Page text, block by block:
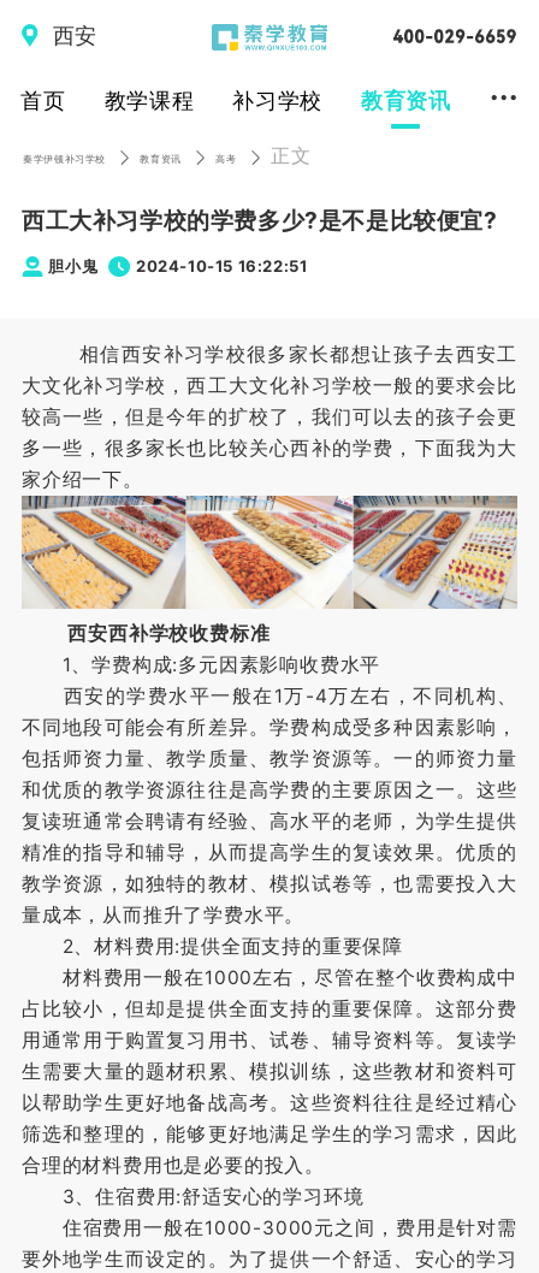
西安
首页 教学课程 补习学校 教育资讯 ...
秦学伊顿补习学校 教育资讯 高考 正文
西工大补习学校的学费多少?是不是比较便宜?
胆小鬼 2024-10-15 16:22:51
相信西安补习学校很多家长都想让孩子去西安工
大文化补习学校，西工大文化补习学校一般的要求会比
较高一些，但是今年的扩校了，我们可以去的孩子会更
多一些，很多家长也比较关心西补的学费，下面我为大
家介绍一下。
西安西补学校收费标准
1、学费构成:多元因素影响收费水平
西安的学费水平一般在1万-4万左右，不同机构、
不同地段可能会有所差异。学费构成受多种因素影响，
包括师资力量、教学质量、教学资源等。一的师资力量
和优质的教学资源往往是高学费的主要原因之一。这些
复读班通常会聘请有经验、高水平的老师，为学生提供
精准的指导和辅导，从而提高学生的复读效果。优质的
教学资源，如独特的教材、模拟试卷等，也需要投入大
量成本，从而推升了学费水平。
2、材料费用:提供全面支持的重要保障
材料费用一般在1000左右，尽管在整个收费构成中
占比较小，但却是提供全面支持的重要保障。这部分费
用通常用于购置复习用书、试卷、辅导资料等。复读学
生需要大量的题材积累、模拟训练，这些教材和资料可
以帮助学生更好地备战高考。这些资料往往是经过精心
筛选和整理的，能够更好地满足学生的学习需求，因此
合理的材料费用也是必要的投入。
3、住宿费用:舒适安心的学习环境
住宿费用一般在1000-3000元之间，费用是针对需
要外地学生而设定的。为了提供一个舒适、安心的学习